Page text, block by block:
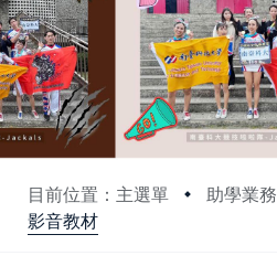
目前位置：主選單 助學業務
影音教材